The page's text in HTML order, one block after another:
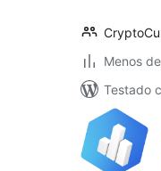
Menos
Testado